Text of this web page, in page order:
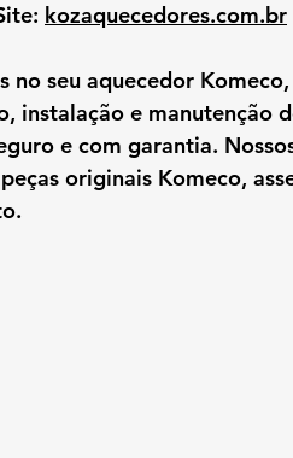
kozaquecedores.com.br
no seu aquecedor Komeco
instalação e manutenção
e com garantia.
peças originais Komeco,